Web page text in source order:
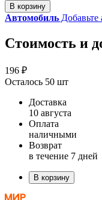
В корзину
Автомобиль Добавьте
Стоимость и
196 ₽
Осталось 50 шт
Доставка
10 августа
Оплата
наличными
Возврат
в течение 7 дней
В корзину